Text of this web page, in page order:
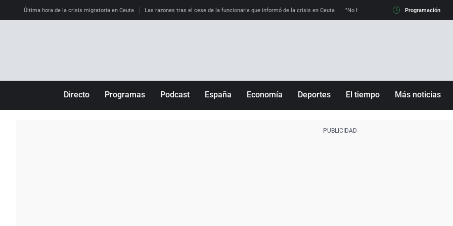
Última hora de la crisis migratoria en Ceuta Las razones tras el cese de la funcionaria que informó de la crisis en Ceuta "No hay mafias, que no nos engañen":
Programación
Directo Programas Podcast España Economía Deportes El tiempo Más noticias